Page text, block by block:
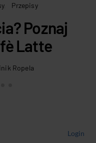
Przepisy
Poznaj
Latte
Ropela
Login